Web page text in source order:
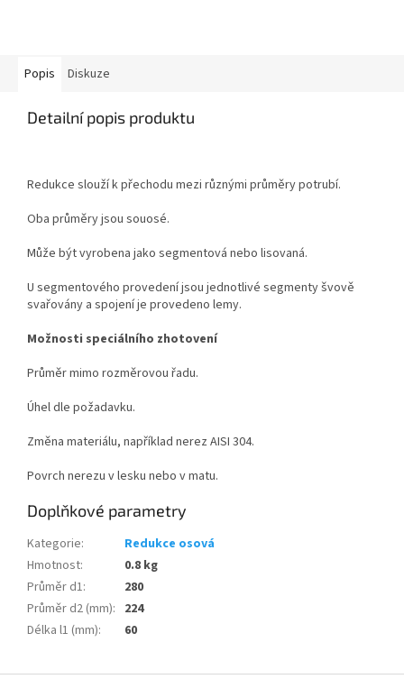
Popis Diskuze
Detailní popis produktu
Redukce slouží k přechodu mezi různými průměry potrubí.
Oba průměry jsou souosé.
Může být vyrobena jako segmentová nebo lisovaná.
U segmentového provedení jsou jednotlivé segmenty švově
svařovány a spojení je provedeno lemy.
Možnosti speciálního zhotovení
Průměr mimo rozměrovou řadu.
Úhel dle požadavku.
Změna materiálu, například nerez AISI 304.
Povrch nerezu v lesku nebo v matu.
Doplňkové parametry
Kategorie:
Redukce osová
Hmotnost:
0.8 kg
Průměr d1:
280
Průměr d2 (mm): 224
Délka l1 (mm): 60